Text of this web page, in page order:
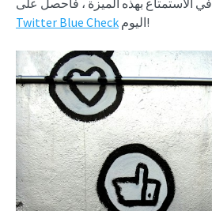
الاستمتاع بهذه الميزة ، فاحصل على
Twitter Blue Check
اليوم!